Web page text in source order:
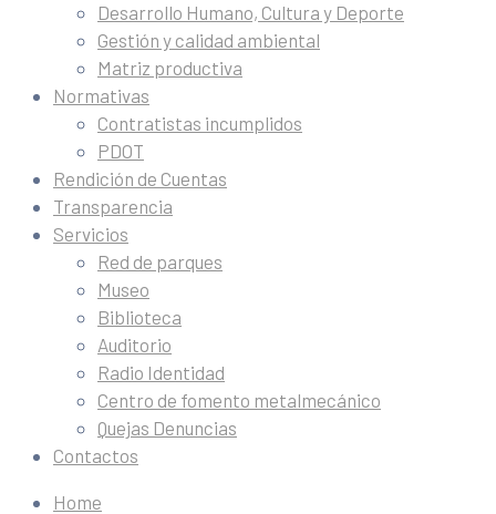
Desarrollo Humano, Cultura y Deporte
Gestión y calidad ambiental
Matriz productiva
Normativas
Contratistas incumplidos
PDOT
Rendición de Cuentas
Transparencia
Servicios
Red de parques
Museo
Biblioteca
Auditorio
Radio Identidad
Centro de fomento metalmecánico
Quejas Denuncias
Contactos
Home